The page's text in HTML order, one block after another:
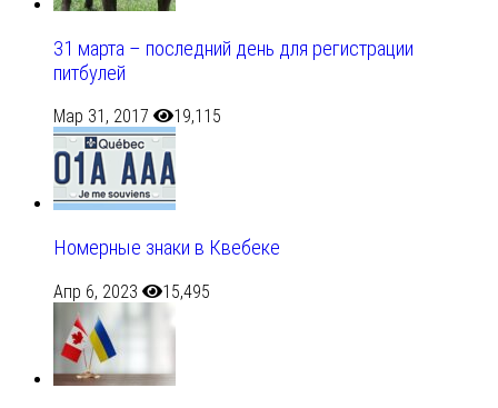
31 марта – последний день для регистрации
питбулей
Мар 31, 2017 19,115
Номерные знаки в Квебеке
Апр 6, 2023 15,495